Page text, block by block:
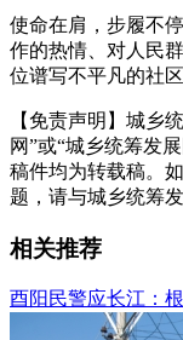
使命在肩，步履不
作的热情、对人民
位谱写不平凡的社
【免责声明】城乡
网”或“城乡统筹发
稿件均为转载稿。
题，请与城乡统筹发
相关推荐
酉阳民警应长江：